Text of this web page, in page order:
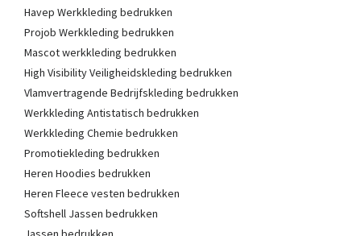
Havep Werkkleding bedrukken
Projob Werkkleding bedrukken
Mascot werkkleding bedrukken
High Visibility Veiligheidskleding bedrukken
Vlamvertragende Bedrijfskleding bedrukken
Werkkleding Antistatisch bedrukken
Werkkleding Chemie bedrukken
Promotiekleding bedrukken
Heren Hoodies bedrukken
Heren Fleece vesten bedrukken
Softshell Jassen bedrukken